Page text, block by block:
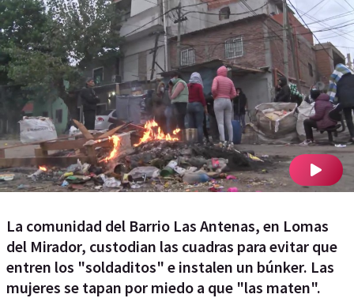
La comunidad del Barrio Las Antenas, en Lomas
del Mirador, custodian las cuadras para evitar que
entren los "soldaditos" e instalen un búnker. Las
mujeres se tapan por miedo a que "las maten".